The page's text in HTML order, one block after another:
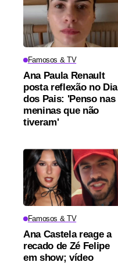
Famosos & TV
Ana Paula Renault
posta reflexão no Dia
dos Pais: 'Penso nas
meninas que não
tiveram'
Famosos & TV
Ana Castela reage a
recado de Zé Felipe
em show; vídeo